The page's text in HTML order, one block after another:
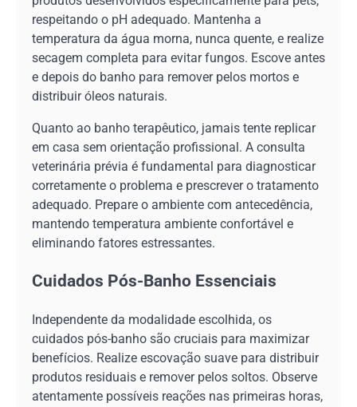
respeitando o pH adequado. Mantenha a
temperatura da água morna, nunca quente, e realize
secagem completa para evitar fungos. Escove antes
e depois do banho para remover pelos mortos e
distribuir óleos naturais.
Quanto ao banho terapêutico, jamais tente replicar
em casa sem orientação profissional. A consulta
veterinária prévia é fundamental para diagnosticar
corretamente o problema e prescrever o tratamento
adequado. Prepare o ambiente com antecedência,
mantendo temperatura ambiente confortável e
eliminando fatores estressantes.
Cuidados Pós-Banho Essenciais
Independente da modalidade escolhida, os
cuidados pós-banho são cruciais para maximizar
benefícios. Realize escovação suave para distribuir
produtos residuais e remover pelos soltos. Observe
atentamente possíveis reações nas primeiras horas,